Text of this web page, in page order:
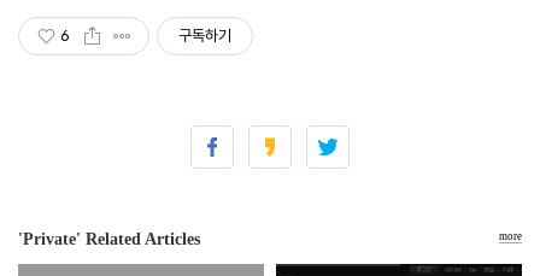
6 구독하기
'Private' Related Articles more